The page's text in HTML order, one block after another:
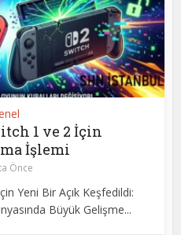
1 ve 2 İçin
İşlemi
Önce
Yeni Bir Açık Keşfedildi:
Büyük Gelişme...